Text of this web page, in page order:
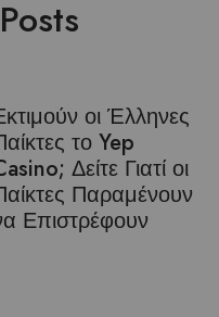
οι Έλληνες
το Yep
Δείτε Γιατί οι
Παραμένουν
Επιστρέφουν